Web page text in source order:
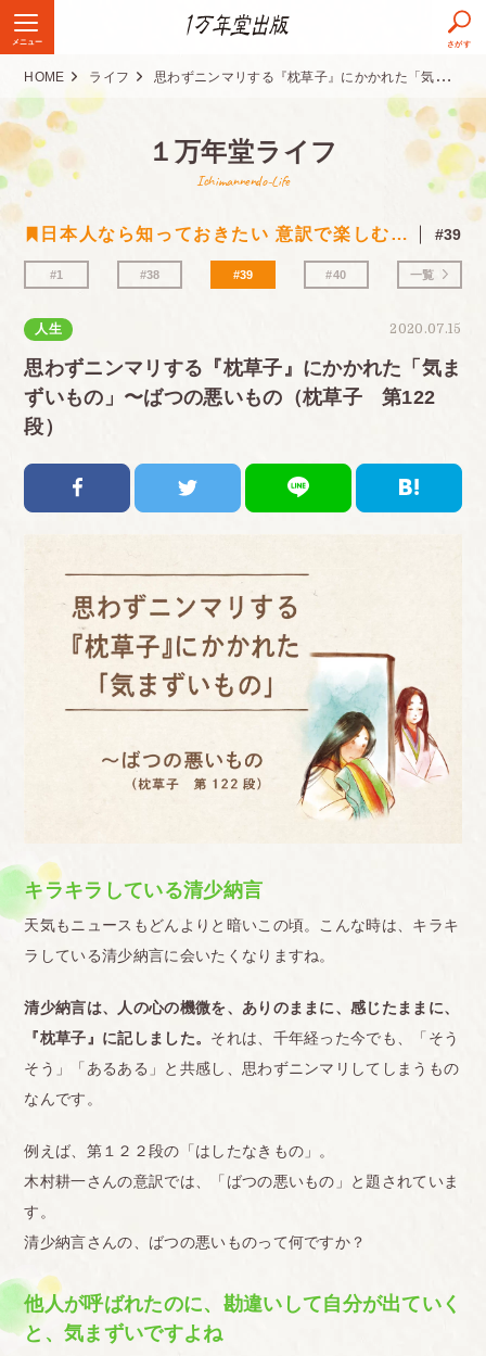
メニュー さがす
HOME ライフ 思わずニンマリする『枕草子』にかかれた「気まずいもの」〜ばつの悪いもの（枕草子 第122段）
１万年堂ライフ
Ichimannendo-Life
日本人なら知っておきたい 意訳で楽しむ古典シリーズ #39
#1 #38 #39 #40 一覧
2020.07.15
人生
思わずニンマリする『枕草子』にかかれた「気ま
ずいもの」〜ばつの悪いもの（枕草子 第122
段）
キラキラしている清少納言
天気もニュースもどんよりと暗いこの頃。こんな時は、キラキ
ラしている清少納言に会いたくなりますね。
清少納言は、人の心の機微を、ありのままに、感じたままに、
『枕草子』に記しました。 それは、千年経った今でも、「そう
そう」「あるある」と共感し、思わずニンマリしてしまうもの
なんです。
例えば、第１２２段の「はしたなきもの」。
木村耕一さんの意訳では、「ばつの悪いもの」と題されていま
す。
清少納言さんの、ばつの悪いものって何ですか？
他人が呼ばれたのに、勘違いして自分が出ていく
と、気まずいですよね